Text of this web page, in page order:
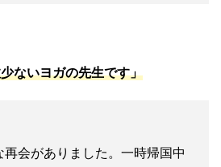
ないヨガの先生です」
会がありました。一時帰国中